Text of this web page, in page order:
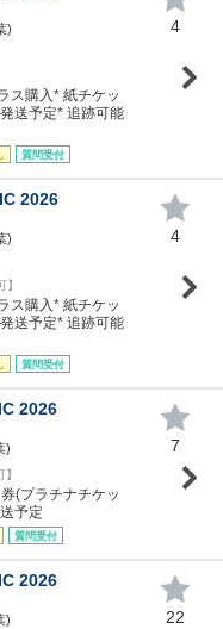
)
ス購入* 紙チケッ
送予定* 追跡可能
質問受付
4
2026
)
ス購入* 紙チケッ
送予定* 追跡可能
質問受付
4
2026
)
(プラチナチケッ
予定
質問受付
7
2026
)
22